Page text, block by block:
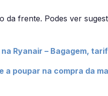
da frente. Podes ver
Ryanair – Bagagem,
poupar na compra da